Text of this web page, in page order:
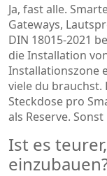
Ja, fast alle.
Gateways,
DIN 18015-2021
die Installation
Installationszone
viele du brauchst.
Steckdose pro
als Reserve.
Ist es